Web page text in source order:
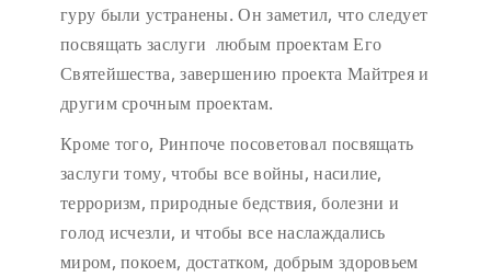
гуру были устранены. Он заметил, что следует
посвящать заслуги любым проектам Его
Святейшества, завершению проекта Майтрея и
другим срочным проектам.
Кроме того, Ринпоче посоветовал посвящать
заслуги тому, чтобы все войны, насилие,
терроризм, природные бедствия, болезни и
голод исчезли, и чтобы все наслаждались
миром, покоем, достатком, добрым здоровьем